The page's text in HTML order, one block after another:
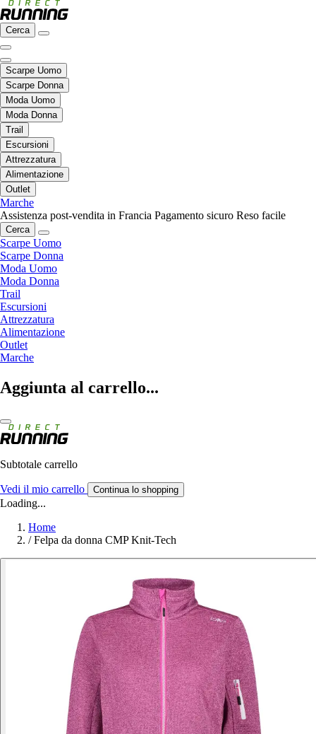
Cerca
Scarpe Uomo
Scarpe Donna
Moda Uomo
Moda Donna
Trail
Escursioni
Attrezzatura
Alimentazione
Outlet
Marche
Assistenza post-vendita in Francia Pagamento sicuro Reso facile
Cerca
Scarpe Uomo
Scarpe Donna
Moda Uomo
Moda Donna
Trail
Escursioni
Attrezzatura
Alimentazione
Outlet
Marche
Aggiunta al carrello...
Subtotale carrello
Vedi il mio carrello Continua lo shopping
Loading...
Home
/ Felpa da donna CMP Knit-Tech